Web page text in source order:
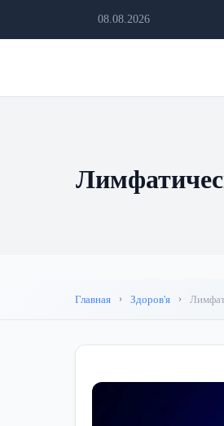
08.08.2026
Главная Здоров'я